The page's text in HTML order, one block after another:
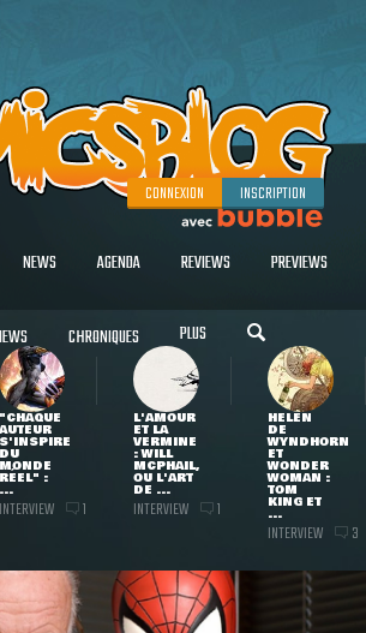
CONNEXION INSCRIPTION
NEWS AGENDA REVIEWS PREVIEWS
CHRONIQUES PLUS
"CHAQUE
AUTEUR
S'INSPIRE
DU
MONDE
RÉEL" :
...
INTERVIEW 1
L'AMOUR
ET LA
VERMINE
: WILL
MCPHAIL,
OU L'ART
DE ...
INTERVIEW 1
HELEN
DE
WYNDHORN
ET
WONDER
WOMAN :
TOM
KING ET
...
INTERVIEW 3